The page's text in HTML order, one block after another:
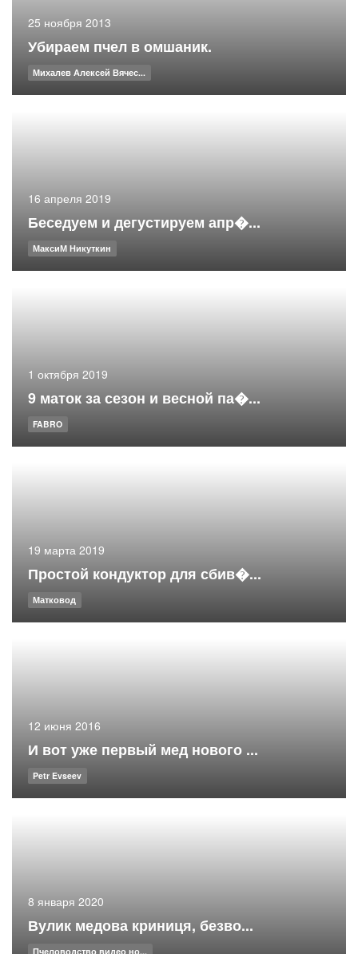
25 ноября 2013
Убираем пчел в омшаник.
Михалев Алексей Вячес...
16 апреля 2019
Беседуем и дегустируем апр�...
МаксиМ Никуткин
1 октября 2019
9 маток за сезон и весной па�...
FABRO
19 марта 2019
Простой кондуктор для сбив�...
Матковод
12 июня 2016
И вот уже первый мед нового ...
Petr Evseev
8 января 2020
Вулик медова криниця, безво...
Пчеловодство видео но...